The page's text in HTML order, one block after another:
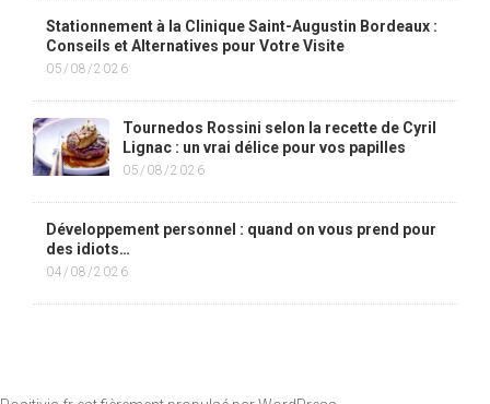
Stationnement à la Clinique Saint-Augustin Bordeaux :
Conseils et Alternatives pour Votre Visite
05/08/2026
Tournedos Rossini selon la recette de Cyril
Lignac : un vrai délice pour vos papilles
05/08/2026
Développement personnel : quand on vous prend pour
des idiots…
04/08/2026